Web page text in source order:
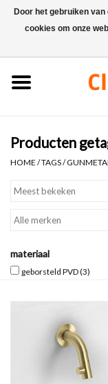
Fonteinsets
Toiletten
Kranen & afvoeren
Meubels
Badkamer accessoires
Producten
HOME /TAGS/GUNMETAL
materiaal
geborsteld PVD(3)
Door het gebruiken
cookies om onze